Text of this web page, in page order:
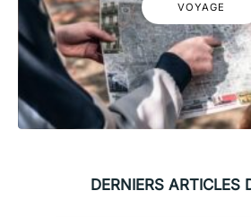
VOYAGE
DERNIERS ARTICLES